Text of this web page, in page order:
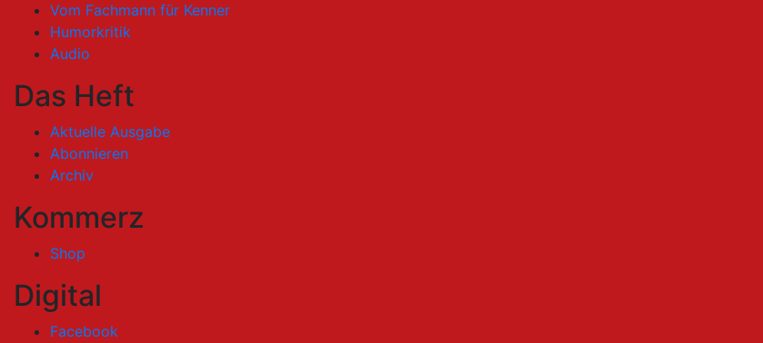
Vom Fachmann für Kenner
Humorkritik
Audio
Das Heft
Aktuelle Ausgabe
Abonnieren
Archiv
Kommerz
Shop
Digital
Facebook